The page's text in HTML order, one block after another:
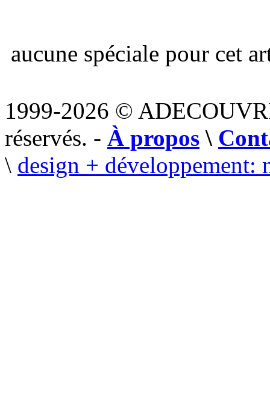
aucune spéciale pour cet
1999-2026 ©
réservés. - À propos \
\ design + développement: